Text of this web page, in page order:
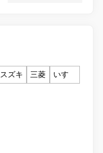
スズキ 三菱
いすゞ